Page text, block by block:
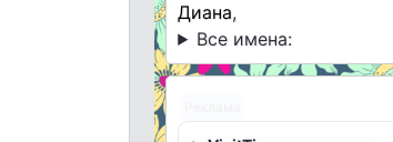
Диана,
Все имена: